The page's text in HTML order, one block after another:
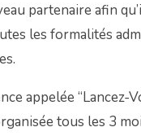
partenaire afin
les formalités
appelée “Lancez-
tous les 3